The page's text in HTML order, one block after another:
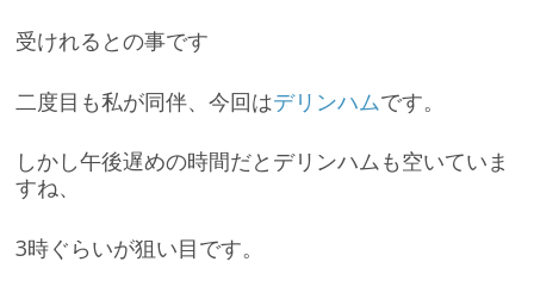
受けれるとの事です
二度目も私が同伴、今回はデリンハムです。
しかし午後遅めの時間だとデリンハムも空いていま
すね、
3時ぐらいが狙い目です。